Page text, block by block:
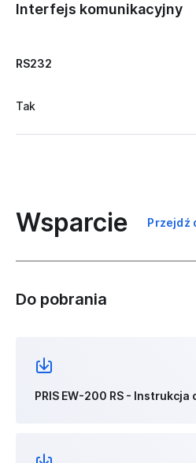
Interfejs komunikacyjny
RS232
Tak
Wsparcie Przejdź
Do pobrania
PRIS EW-200 RS - Instrukcja